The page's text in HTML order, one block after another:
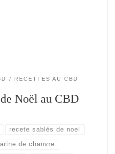
RECETTES AU CBD
Noël au CBD
recete sablés de noel
de chanvre